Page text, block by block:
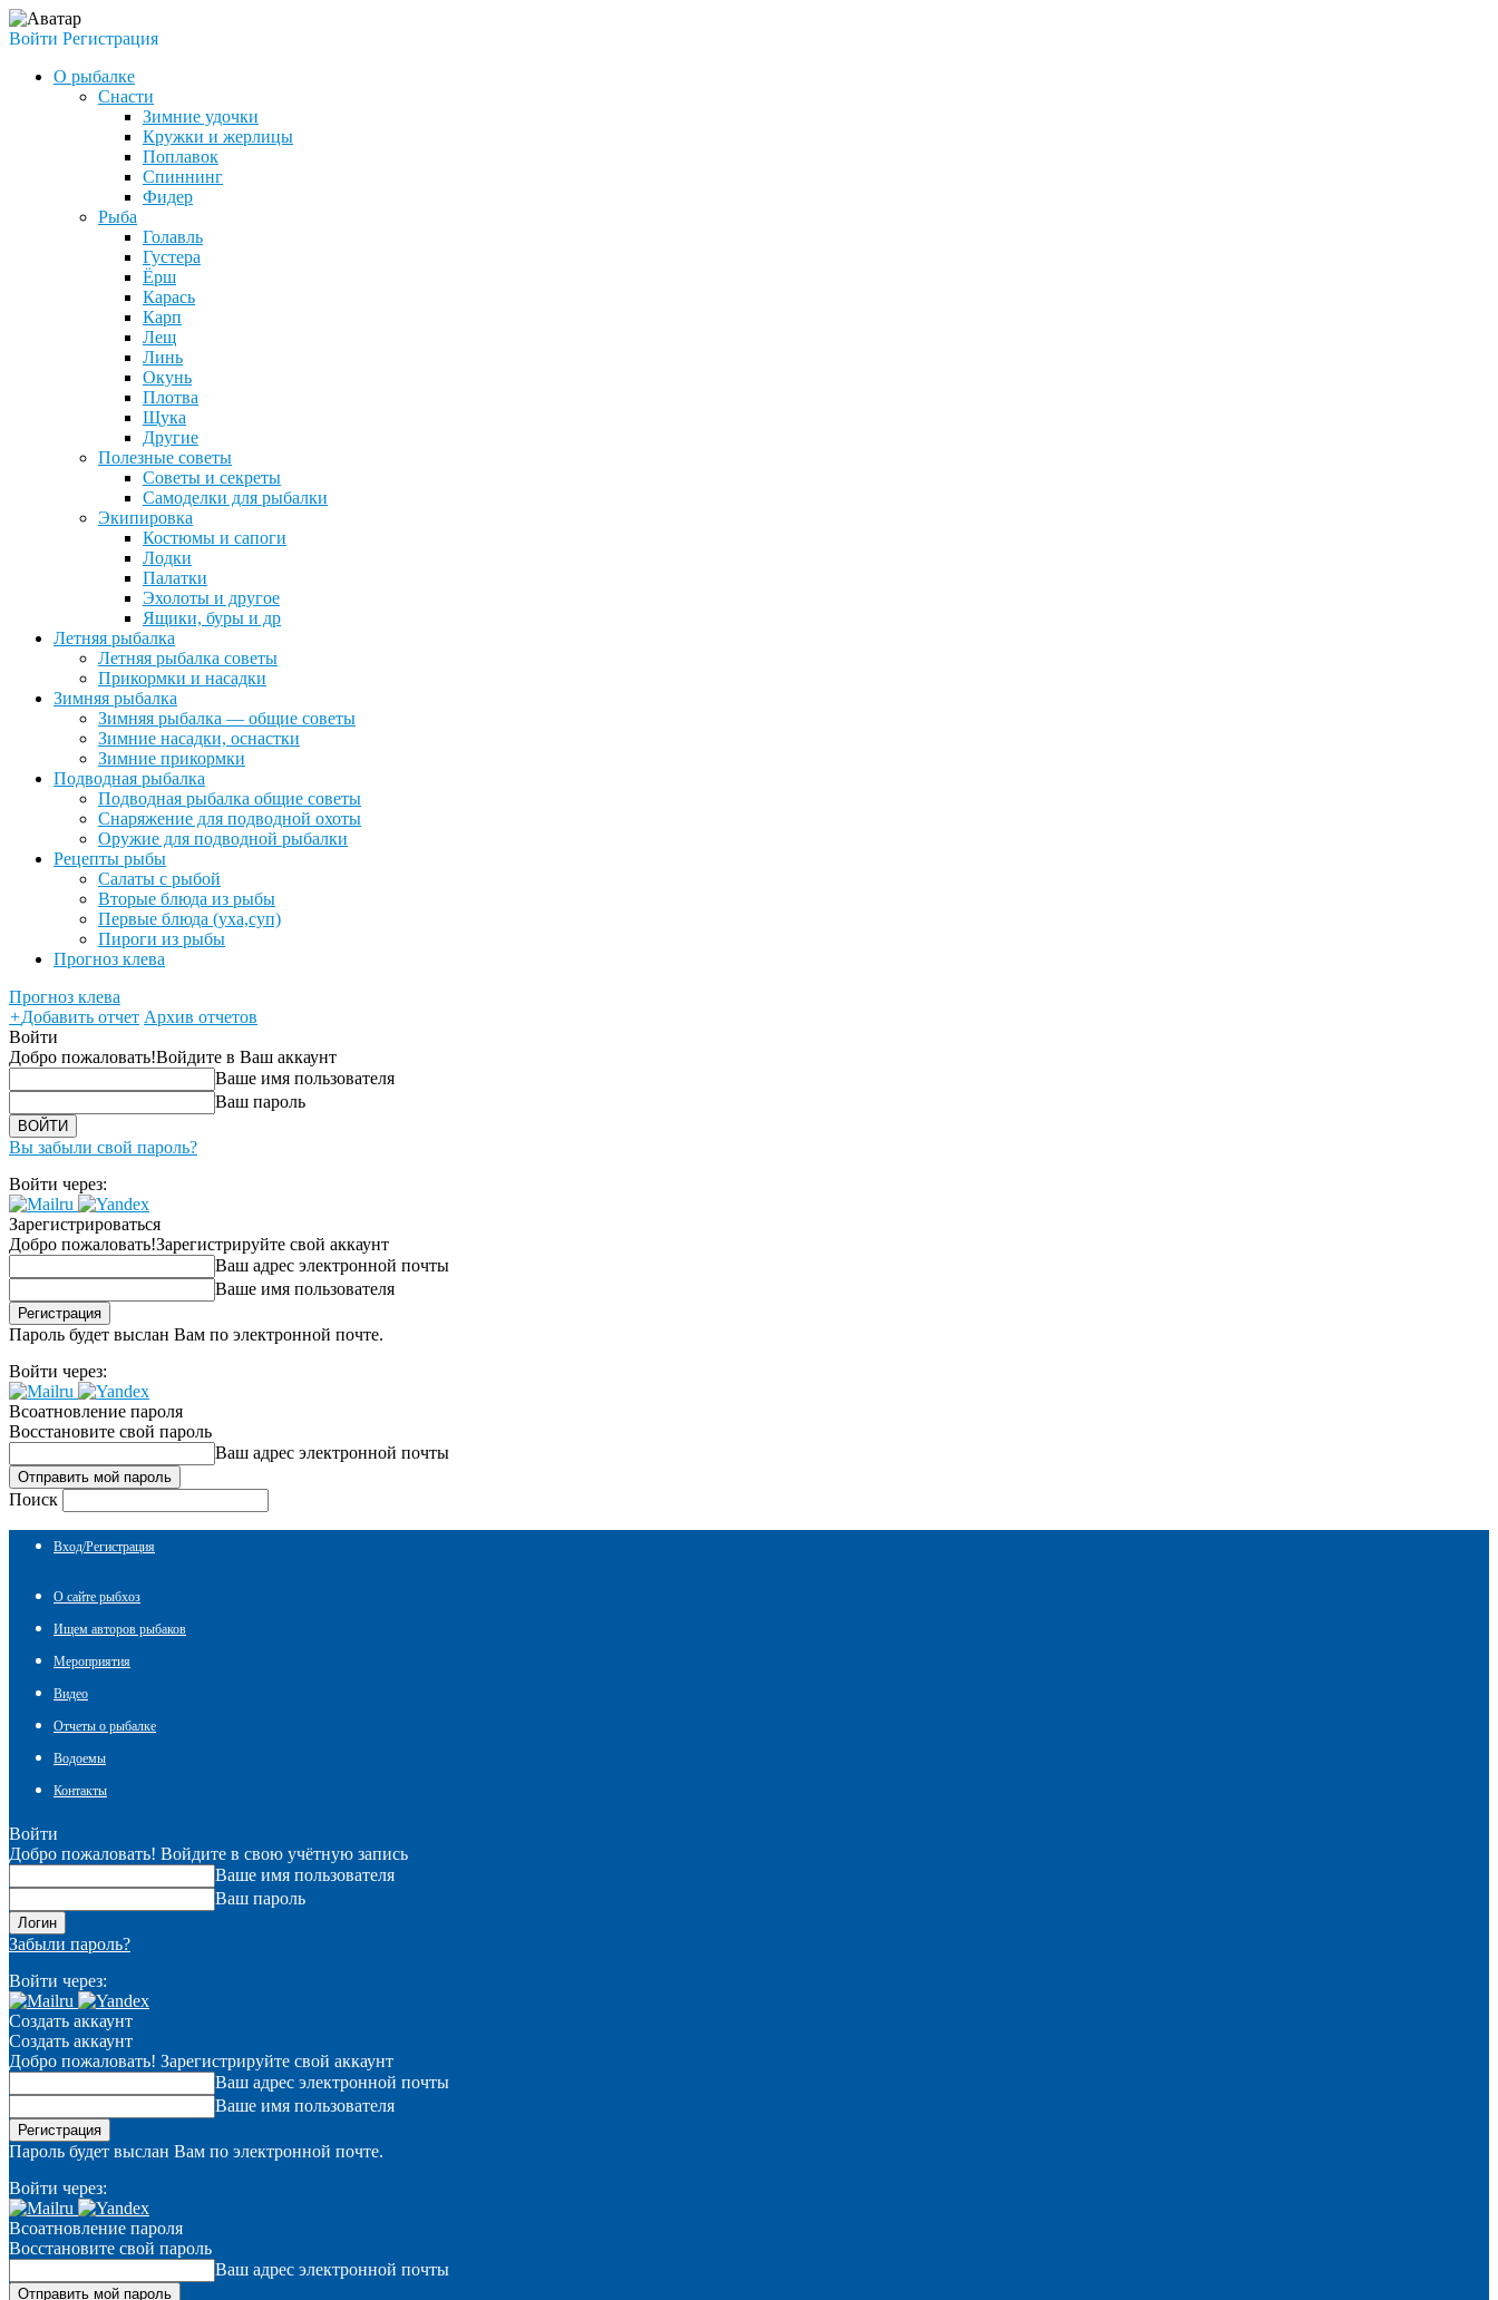
Войти Регистрация
О рыбалке
Снасти
Зимние удочки
Кружки и жерлицы
Поплавок
Спиннинг
Фидер
Рыба
Голавль
Густера
Ёрш
Карась
Карп
Лещ
Линь
Окунь
Плотва
Щука
Другие
Полезные советы
Советы и секреты
Самоделки для рыбалки
Экипировка
Костюмы и сапоги
Лодки
Палатки
Эхолоты и другое
Ящики, буры и др
Летняя рыбалка
Летняя рыбалка советы
Прикормки и насадки
Зимняя рыбалка
Зимняя рыбалка — общие советы
Зимние насадки, оснастки
Зимние прикормки
Подводная рыбалка
Подводная рыбалка общие советы
Снаряжение для подводной охоты
Оружие для подводной рыбалки
Рецепты рыбы
Салаты с рыбой
Вторые блюда из рыбы
Первые блюда (уха,суп)
Пироги из рыбы
Прогноз клева
Прогноз клева
+Добавить отчет Архив отчетов
Войти
Добро пожаловать!Войдите в Ваш аккаунт
Ваше имя пользователя
Ваш пароль
Вы забыли свой пароль?
Войти через:
Зарегистрироваться
Добро пожаловать!Зарегистрируйте свой аккаунт
Ваш адрес электронной почты
Ваше имя пользователя
Пароль будет выслан Вам по электронной почте.
Войти через:
Всоатновление пароля
Восстановите свой пароль
Ваш адрес электронной почты
Поиск
Вход/Регистрация
О сайте рыбхоз
Ищем авторов рыбаков
Мероприятия
Видео
Отчеты о рыбалке
Водоемы
Контакты
Войти
Добро пожаловать! Войдите в свою учётную запись
Ваше имя пользователя
Ваш пароль
Забыли пароль?
Войти через:
Создать аккаунт
Создать аккаунт
Добро пожаловать! Зарегистрируйте свой аккаунт
Ваш адрес электронной почты
Ваше имя пользователя
Пароль будет выслан Вам по электронной почте.
Войти через:
Всоатновление пароля
Восстановите свой пароль
Ваш адрес электронной почты